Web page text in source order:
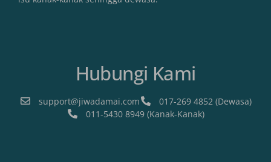
Hubungi Kami
support@jiwadamai.com
017-269 4852 (Dewasa)
011-5430 8949 (Kanak-Kanak)